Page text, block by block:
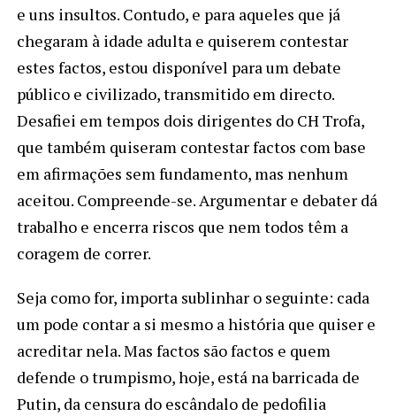
e uns insultos. Contudo, e para aqueles que já
chegaram à idade adulta e quiserem contestar
estes factos, estou disponível para um debate
público e civilizado, transmitido em directo.
Desafiei em tempos dois dirigentes do CH Trofa,
que também quiseram contestar factos com base
em afirmações sem fundamento, mas nenhum
aceitou. Compreende-se. Argumentar e debater dá
trabalho e encerra riscos que nem todos têm a
coragem de correr.
Seja como for, importa sublinhar o seguinte: cada
um pode contar a si mesmo a história que quiser e
acreditar nela. Mas factos são factos e quem
defende o trumpismo, hoje, está na barricada de
Putin, da censura do escândalo de pedofilia